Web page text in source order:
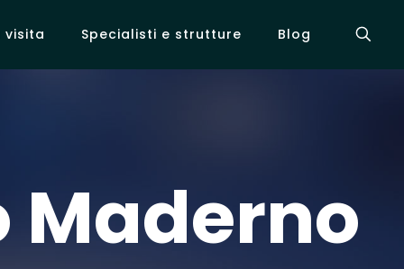
visita Specialisti e strutture Blog
Maderno